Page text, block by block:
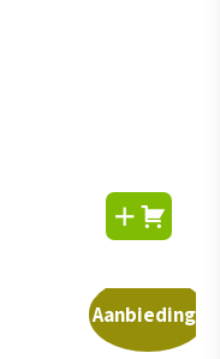
Aanbieding!